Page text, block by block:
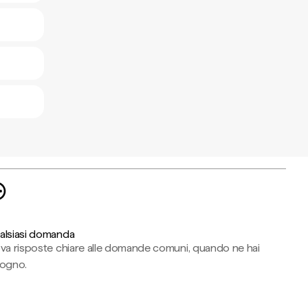
domanda
risposte chiare alle domande comuni, quando ne hai